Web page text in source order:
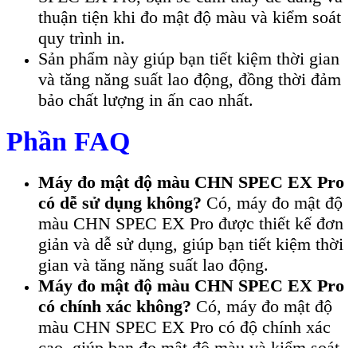
thuận tiện khi đo mật độ màu và kiểm soát
quy trình in.
Sản phẩm này giúp bạn tiết kiệm thời gian
và tăng năng suất lao động, đồng thời đảm
bảo chất lượng in ấn cao nhất.
Phần FAQ
Máy đo mật độ màu CHN SPEC EX Pro
có dễ sử dụng không? Có, máy đo mật độ
màu CHN SPEC EX Pro được thiết kế đơn
giản và dễ sử dụng, giúp bạn tiết kiệm thời
gian và tăng năng suất lao động.
Máy đo mật độ màu CHN SPEC EX Pro
có chính xác không? Có, máy đo mật độ
màu CHN SPEC EX Pro có độ chính xác